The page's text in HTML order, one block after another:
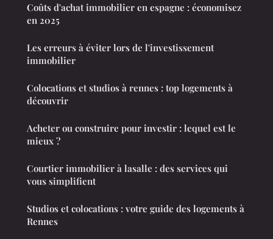
Coûts d'achat immobilier en espagne : économisez
en 2025
Les erreurs à éviter lors de l'investissement
immobilier
Colocations et studios à rennes : top logements à
découvrir
Acheter ou construire pour investir : lequel est le
mieux ?
Courtier immobilier à lasalle : des services qui
vous simplifient
Studios et colocations : votre guide des logements à
Rennes